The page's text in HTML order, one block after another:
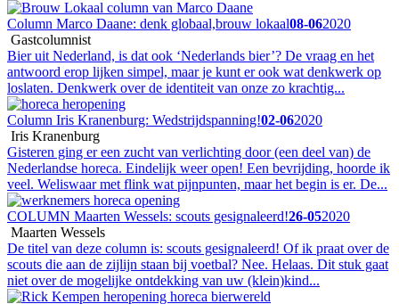
Column Marco Daane: denk globaal,brouw lokaal08-062020
Gastcolumnist
Bier uit Nederland, is dat ook ‘Nederlands bier’? De vraag en het
antwoord erop lijken simpel, maar je kunt er ook wat denkwerk op
loslaten. Denkwerk over de identiteit van onze zo krachtig...
Column Iris Kranenburg: Wedstrijdspanning!02-062020
Iris Kranenburg
Gisteren ging er een zucht van verlichting door (een deel van) de
Nederlandse horeca. Eindelijk weer open! Een bevrijding, hoorde ik
veel. Weliswaar met flink wat pijnpunten, maar het begin is er. De...
COLUMN Maarten Wessels: scouts gesignaleerd!26-052020
Maarten Wessels
De titel van deze column is: scouts gesignaleerd! Of ik praat over de
scouts die aan de zijlijn staan bij voetbal? Nee. Helaas. Dit stuk gaat
niet over de mogelijke ontdekking van uw (klein)kind...